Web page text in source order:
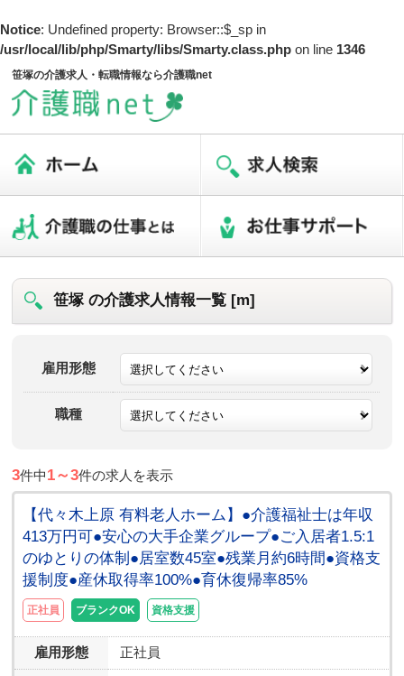
Notice: Undefined property: Browser::$_sp in
/usr/local/lib/php/Smarty/libs/Smarty.class.php on line 1346
笹塚の介護求人・転職情報なら介護職net
笹塚 の介護求人情報一覧 [m]
雇用形態
職種
3件中1～3件の求人を表示
【代々木上原 有料老人ホーム】●介護福祉士は年収
413万円可●安心の大手企業グループ●ご入居者1.5:1
のゆとりの体制●居室数45室●残業月約6時間●資格支
援制度●産休取得率100%●育休復帰率85%
正社員 ブランクOK 資格支援
雇用形態 正社員